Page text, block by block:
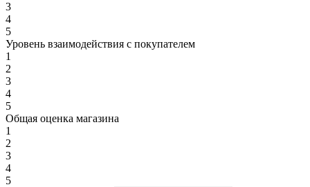
3
4
5
Уровень взаимодействия с покупателем
1
2
3
4
5
Общая оценка магазина
1
2
3
4
5